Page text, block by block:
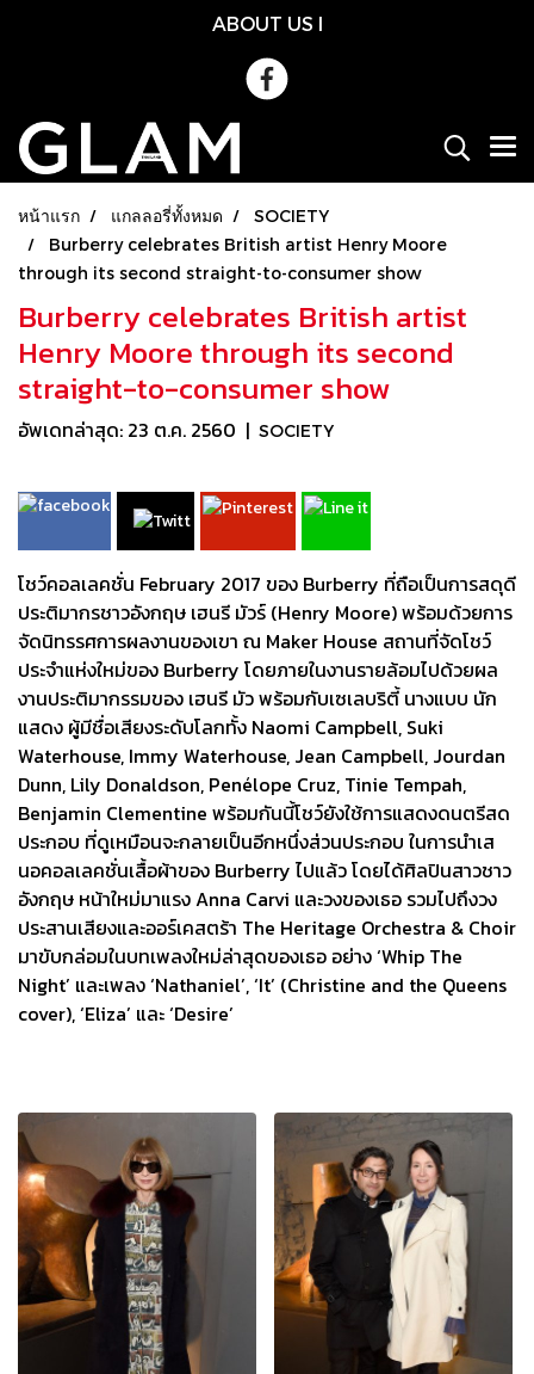
ABOUT US l
หน้าแรก แกลลอรี่ทั้งหมด
SOCIETY
Burberry celebrates British artist Henry Moore
through its second straight-to-consumer show
Burberry celebrates British artist
Henry Moore through its second
straight-to-consumer show
อัพเดทล่าสุด: 23 ต.ค. 2560 | SOCIETY
โชว์คอลเลคชั่น February 2017 ของ Burberry ที่ถือเป็นการสดุดี
ประติมากรชาวอังกฤษ เฮนรี มัวร์ (Henry Moore) พร้อมด้วยการ
จัดนิทรรศการผลงานของเขา ณ Maker House สถานที่จัดโชว์
ประจำแห่งใหม่ของ Burberry โดยภายในงานรายล้อมไปด้วยผล
งานประติมากรรมของ เฮนรี มัว พร้อมกับเซเลบริตี้ นางแบบ นัก
แสดง ผู้มีชื่อเสียงระดับโลกทั้ง Naomi Campbell, Suki
Waterhouse, Immy Waterhouse, Jean Campbell, Jourdan
Dunn, Lily Donaldson, Penélope Cruz, Tinie Tempah,
Benjamin Clementine พร้อมกันนี้โชว์ยังใช้การแสดงดนตรีสด
ประกอบ ที่ดูเหมือนจะกลายเป็นอีกหนึ่งส่วนประกอบ ในการนำเส
นอคอลเลคชั่นเสื้อผ้าของ Burberry ไปแล้ว โดยได้ศิลปินสาวชาว
อังกฤษ หน้าใหม่มาแรง Anna Carvi และวงของเธอ รวมไปถึงวง
ประสานเสียงและออร์เคสตร้า The Heritage Orchestra & Choir
มาขับกล่อมในบทเพลงใหม่ล่าสุดของเธอ อย่าง ‘Whip The
Night’ และเพลง ‘Nathaniel’, ‘It’ (Christine and the Queens
cover), ‘Eliza’ และ ‘Desire’